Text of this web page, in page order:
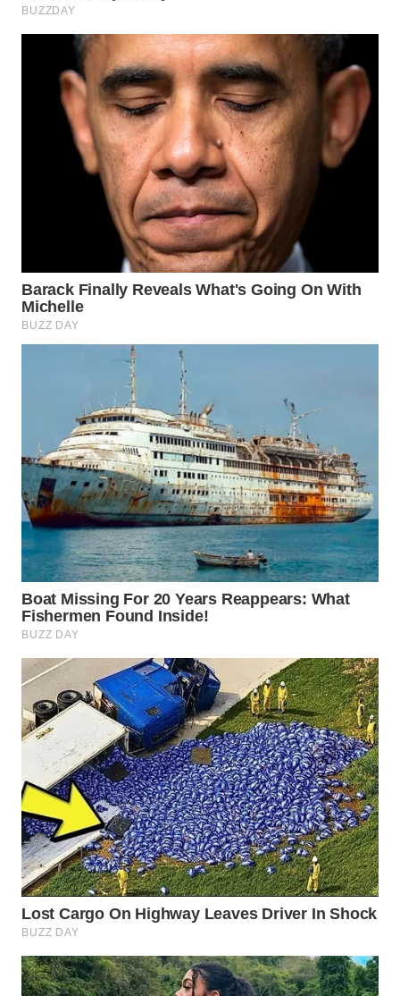
WN
KARAWANG
WN
DEPOK
WN
SAMOSIR
WN
PADANG
LAWAS
WN
SUMEDANG
WN
CIANJUR
KEPULAUAN
SERIBU
TANGERANG
WN
BINJAI
CIREBON